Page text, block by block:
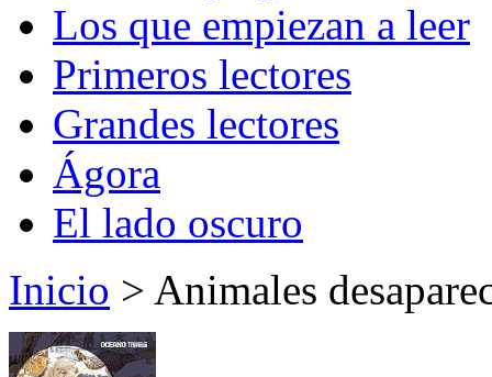
Los que empiezan a leer
Primeros lectores
Grandes lectores
Ágora
El lado oscuro
Inicio > Animales